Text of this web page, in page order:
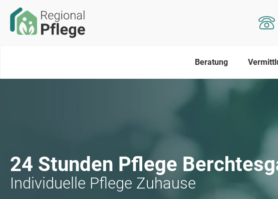
Beratung
24 Stunden Pflege
Individuelle Pflege Zuhause